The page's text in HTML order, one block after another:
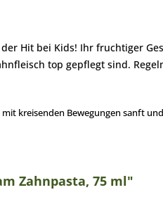
Hit bei Kids! Ihr fruchtiger
top gepflegt sind.
kreisenden Bewegungen sanft
Zahnpasta, 75 ml"